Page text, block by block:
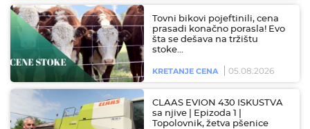
Tovni bikovi pojeftinili, cena
prasadi konačno porasla! Evo
šta se dešava na tržištu
stoke…
KRETANJE CENA 05.08.2026
CLAAS EVION 430 ISKUSTVA
sa njive | Epizoda 1 |
Topolovnik, žetva pšenice